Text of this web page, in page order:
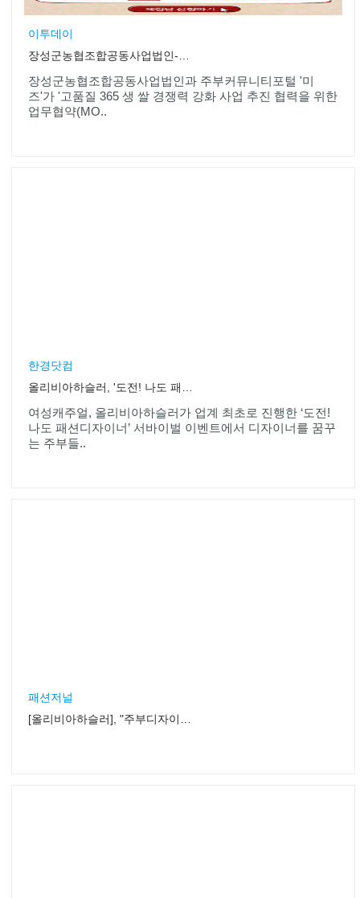
이투데이
장성군농협조합공동사업법인과 주부커뮤니티포털 '미
즈'가 '고품질 365 생 쌀 경쟁력 강화 사업 추진 협력을 위한
업무협약(MO..
한경닷컴
여성캐주얼, 올리비아하슬러가 업계 최초로 진행한 ‘도전!
나도 패션디자이너’ 서바이벌 이벤트에서 디자이너를 꿈꾸
는 주부들..
패션저널